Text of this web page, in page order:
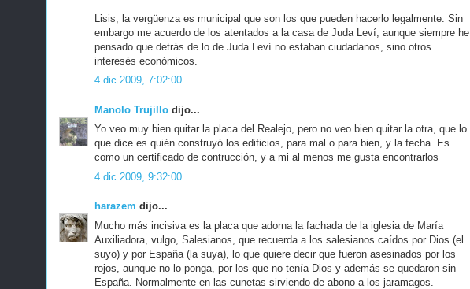
Lisis, la vergüenza es municipal que son los que pueden hacerlo legalmente. Sin
embargo me acuerdo de los atentados a la casa de Juda Leví, aunque siempre he
pensado que detrás de lo de Juda Leví no estaban ciudadanos, sino otros
interesés económicos.
4 dic 2009, 7:02:00
Manolo Trujillo dijo...
Yo veo muy bien quitar la placa del Realejo, pero no veo bien quitar la otra, que lo
que dice es quién construyó los edificios, para mal o para bien, y la fecha. Es
como un certificado de contrucción, y a mi al menos me gusta encontrarlos
4 dic 2009, 9:32:00
harazem dijo...
Mucho más incisiva es la placa que adorna la fachada de la iglesia de María
Auxiliadora, vulgo, Salesianos, que recuerda a los salesianos caídos por Dios (el
suyo) y por España (la suya), lo que quiere decir que fueron asesinados por los
rojos, aunque no lo ponga, por los que no tenía Dios y además se quedaron sin
España. Normalmente en las cunetas sirviendo de abono a los jaramagos.